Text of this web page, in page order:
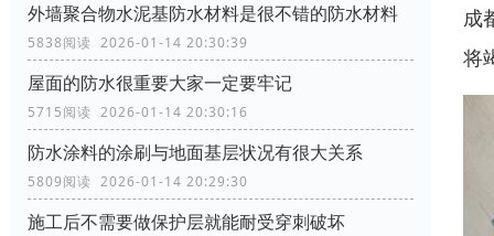
外墙聚合物水泥基防水材料是很不错的防水材料
5838阅读 2026-01-14 20:30:39
屋面的防水很重要大家一定要牢记
5715阅读 2026-01-14 20:30:16
防水涂料的涂刷与地面基层状况有很大关系
5809阅读 2026-01-14 20:29:30
施工后不需要做保护层就能耐受穿刺破坏
成
将